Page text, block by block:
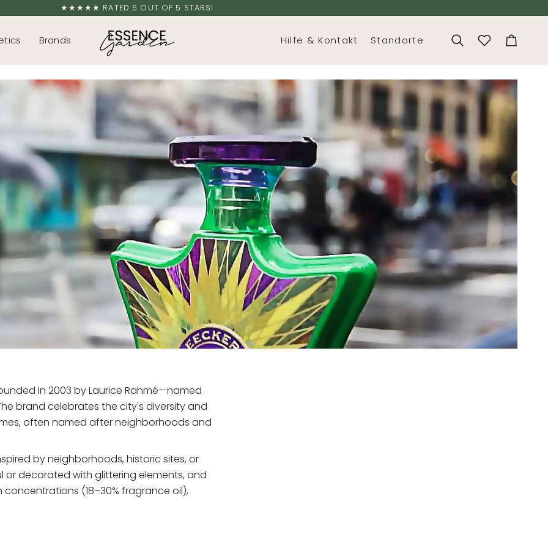
★★★★★ RATED 5 OUT OF 5 STARS!
Brands Hilfe & Kontakt Standorte Search Cart
in 2003 by Laurice Rahmé—named
brand celebrates the city's diversity and
often named after neighborhoods and
by neighborhoods, historic sites, or
or decorated with glittering elements, and
(18–30% fragrance oil),